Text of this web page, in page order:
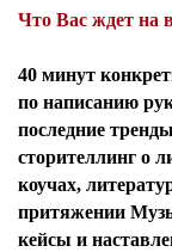
Что Вас ждет на
40 минут
по написанию
последние
сторителлинг о
коучах,
притяжении
кейсы и